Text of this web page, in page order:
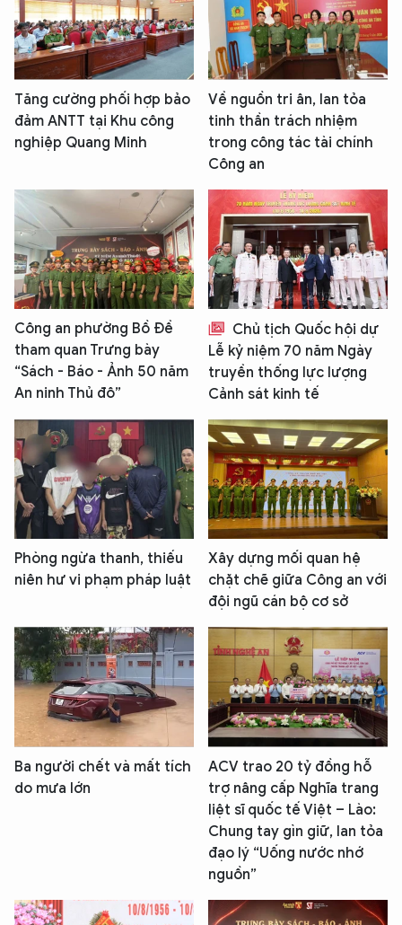
Tăng cường phối hợp bảo
đảm ANTT tại Khu công
nghiệp Quang Minh
Về nguồn tri ân, lan tỏa
tinh thần trách nhiệm
trong công tác tài chính
Công an
Công an phường Bồ Đề
tham quan Trưng bày
“Sách - Báo - Ảnh 50 năm
An ninh Thủ đô”
Chủ tịch Quốc hội dự
Lễ kỷ niệm 70 năm Ngày
truyền thống lực lượng
Cảnh sát kinh tế
Phòng ngừa thanh, thiếu
niên hư vi phạm pháp luật
Xây dựng mối quan hệ
chặt chẽ giữa Công an với
đội ngũ cán bộ cơ sở
Ba người chết và mất tích
do mưa lớn
ACV trao 20 tỷ đồng hỗ
trợ nâng cấp Nghĩa trang
liệt sĩ quốc tế Việt – Lào:
Chung tay gìn giữ, lan tỏa
đạo lý “Uống nước nhớ
nguồn”